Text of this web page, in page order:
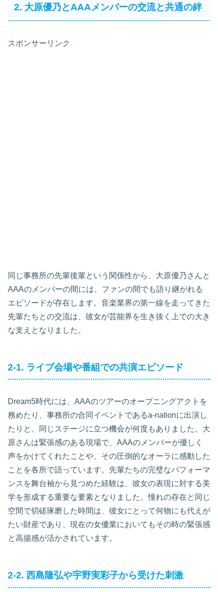
2. 大原優乃とAAAメンバーの交流と共通の絆
スポンサーリンク
同じ事務所の先輩後輩という関係性から、大原優乃さんと
AAAのメンバーの間には、ファンの間でも語り継がれる
エピソードが存在します。音楽業界の第一線を走ってきた
先輩たちとの交流は、彼女が芸能界を生き抜く上での大き
な支えとなりました。
2-1. ライブ会場や番組での共演エピソード
Dream5時代には、AAAのツアーのオープニングアクトを
務めたり、事務所の合同イベントであるa-nationに出演し
たりと、同じステージに立つ機会が何度もありました。大
原さんは緊張感のある現場で、AAAのメンバーが優しく
声をかけてくれたことや、その圧倒的なオーラに感動した
ことを各所で語っています。先輩たちの完璧なパフォーマ
ンスを舞台袖から見つめた経験は、彼女の表現に対する美
学を形成する重要な要素となりました。憧れの存在と同じ
空間で切磋琢磨した時間は、彼女にとって何物にも代えが
たい財産であり、現在の女優業においてもその時の緊張感
と高揚感が活かされています。
2-2. 西島隆弘や宇野実彩子から受けた刺激